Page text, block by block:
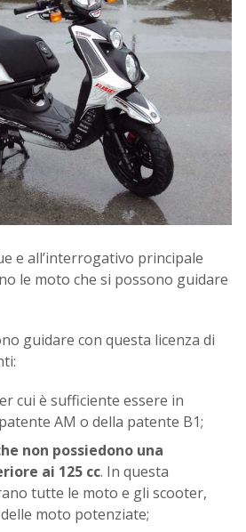
e all’interrogativo principale
le moto che si possono guidare
guidare con questa licenza di
cui è sufficiente essere in
AM o della patente B1;
non possiedono una
ai 125 cc. In questa
tutte le moto e gli scooter,
moto potenziate;